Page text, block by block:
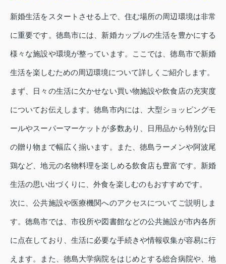
新婚生活をスタートさせる上で、住む場所の周辺環境は非常
に重要です。徳島市には、新婚カップルの生活を豊かにする
様々な施設や環境が整っています。ここでは、徳島市で新婚
生活を楽しむための周辺環境について詳しくご紹介します。
まず、日々の生活に欠かせない買い物施設や飲食店の充実度
についてお伝えします。徳島市内には、大型ショッピングモ
ールやスーパーマーケットが多数あり、日用品から特別な日
の贈り物まで幅広く揃います。また、徳島ラーメンや阿波尾
鶏など、地元の名物料理を楽しめる飲食店も豊富です。新婚
生活の思い出づくりに、外食を楽しむのもおすすめです。
次に、公共施設や医療機関へのアクセスについてご説明しま
す。徳島市では、市役所や図書館などの公共施設が市内各所
に点在しており、生活に必要な手続きや情報収集が容易に行
えます。また、徳島大学病院をはじめとする総合病院や、地